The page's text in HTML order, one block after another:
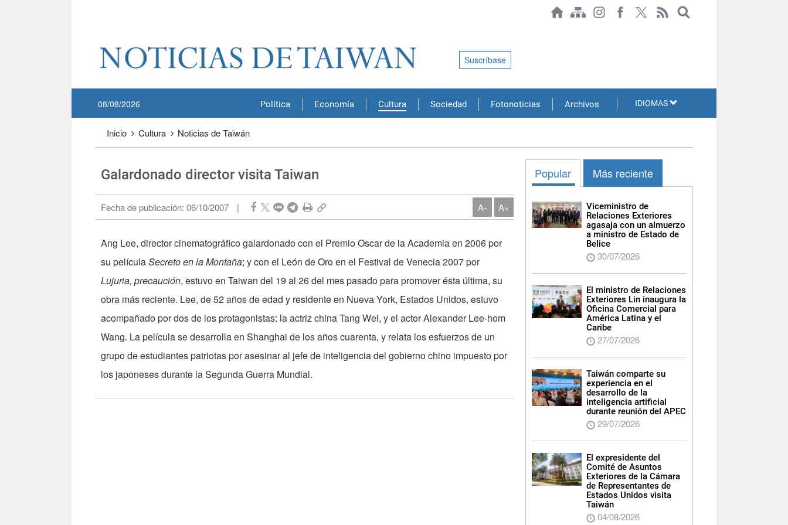
Política Economía Cultura Sociedad Fotonoticias Archivos
08/08/2026
Suscríbase
IDIOMAS
Inicio Cultura Noticias de Taiwán
Galardonado director visita Taiwan
Fecha de publicación: 06/10/2007 | A- A+
Ang Lee, director cinematográfico galardonado con el Premio Oscar de la Academia en 2006 por
su películaSecreto en la Montaña; y con el León de Oro en el Festival de Venecia 2007 por
Lujuria, precaución, estuvo en Taiwan del 19 al 26 del mes pasado para promover ésta última, su
obra más reciente. Lee, de 52 años de edad y residente en Nueva York, Estados Unidos, estuvo
acompañado por dos de los protagonistas: la actriz china Tang Wei, y el actor Alexander Lee-hom
Wang. La película se desarrolla en Shanghai de los años cuarenta, y relata los esfuerzos de un
grupo de estudiantes patriotas por asesinar al jefe de inteligencia del gobierno chino impuesto por
los japoneses durante la Segunda Guerra Mundial.
Popular Más reciente
Viceministro de
Relaciones Exteriores
agasaja con un almuerzo
a ministro de Estado de
Belice
30/07/2026
El ministro de Relaciones
Exteriores Lin inaugura la
Oficina Comercial para
América Latina y el
Caribe
27/07/2026
Taiwán comparte su
experiencia en el
desarrollo de la
inteligencia artificial
durante reunión del APEC
29/07/2026
El expresidente del
Comité de Asuntos
Exteriores de la Cámara
de Representantes de
Estados Unidos visita
Taiwán
04/08/2026